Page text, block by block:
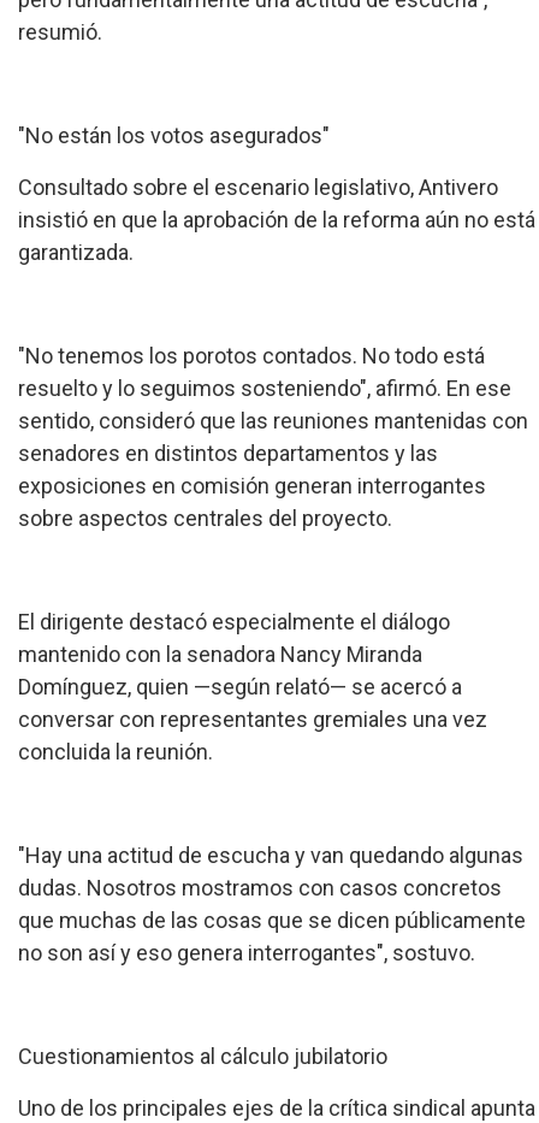
resumió.
"No están los votos asegurados"
Consultado sobre el escenario legislativo, Antivero
insistió en que la aprobación de la reforma aún no está
garantizada.
"No tenemos los porotos contados. No todo está
resuelto y lo seguimos sosteniendo", afirmó. En ese
sentido, consideró que las reuniones mantenidas con
senadores en distintos departamentos y las
exposiciones en comisión generan interrogantes
sobre aspectos centrales del proyecto.
El dirigente destacó especialmente el diálogo
mantenido con la senadora Nancy Miranda
Domínguez, quien —según relató— se acercó a
conversar con representantes gremiales una vez
concluida la reunión.
"Hay una actitud de escucha y van quedando algunas
dudas. Nosotros mostramos con casos concretos
que muchas de las cosas que se dicen públicamente
no son así y eso genera interrogantes", sostuvo.
Cuestionamientos al cálculo jubilatorio
Uno de los principales ejes de la crítica sindical apunta